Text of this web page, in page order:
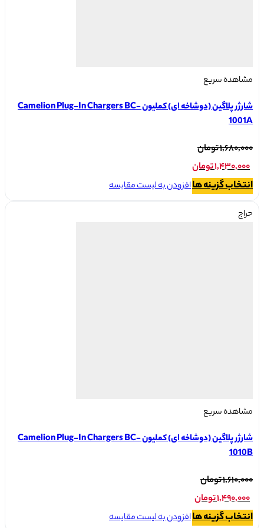
مشاهده سریع
شارژر پلاگین (دوشاخه ای) کملیون Camelion Plug-In Chargers BC-
1001A
۱,۶۸۰,۰۰۰تومانقیمت
اصلی:
۱,۶۸۰,۰۰۰ تومان
بود.
۱,۴۳۰,۰۰۰تومان
قیمت
فعلی:
۱,۴۳۰,۰۰۰ تومان.
انتخاب گزینه هااین
محصول
افزودن به لیست مقایسه
حراج
مشاهده سریع
شارژر پلاگین (دوشاخه ای) کملیون Camelion Plug-In Chargers BC-
1010B
۱,۶۱۰,۰۰۰تومانقیمت
اصلی:
۱,۶۱۰,۰۰۰ تومان
۱,۴۹۰,۰۰۰تومان
قیمت
انتخاب گزینه هااین
افزودن به لیست مقایسه